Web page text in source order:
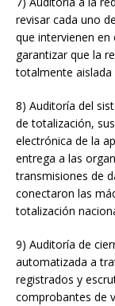
revisar cada uno
que intervienen
garantizar que la
totalmente aislada
8) Auditoría del
de totalización,
electrónica de la
entrega a las
transmisiones de
conectaron las
totalización
9) Auditoría de
automatizada a
registrados y
comprobantes de